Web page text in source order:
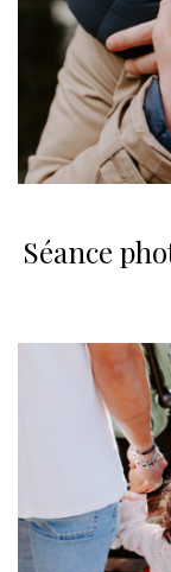
Séance